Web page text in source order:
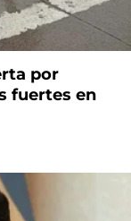
por
fuertes en